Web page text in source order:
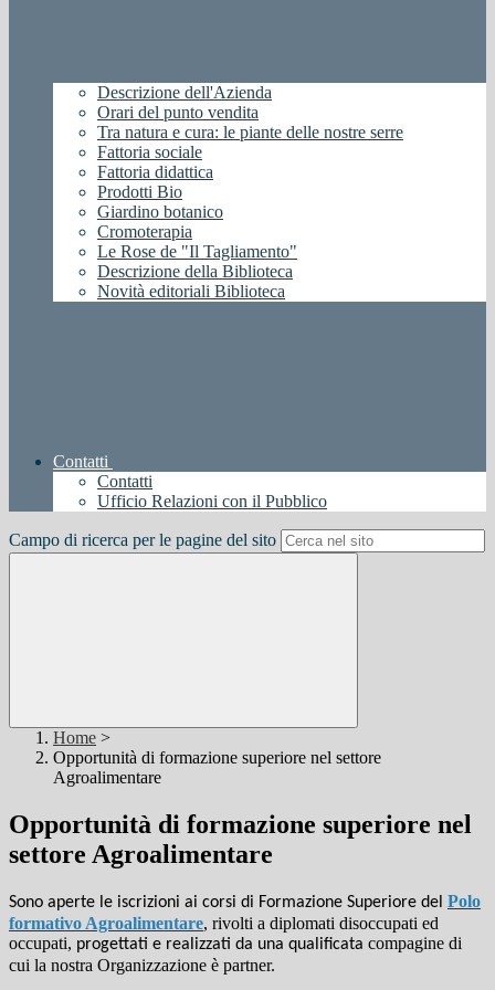
Descrizione dell'Azienda
Orari del punto vendita
Tra natura e cura: le piante delle nostre serre
Fattoria sociale
Fattoria didattica
Prodotti Bio
Giardino botanico
Cromoterapia
Le Rose de "Il Tagliamento"
Descrizione della Biblioteca
Novità editoriali Biblioteca
Contatti
Contatti
Ufficio Relazioni con il Pubblico
Campo di ricerca per le pagine del sito
Home >
Opportunità di formazione superiore nel settore
Agroalimentare
Opportunità di formazione superiore nel
settore Agroalimentare
Sono aperte le iscrizioni ai corsi di Formazione Superiore del Polo
formativo Agroalimentare, rivolti a diplomati disoccupati ed
occupati, progettati e realizzati da una qualificata compagine di
cui la nostra Organizzazione è partner.